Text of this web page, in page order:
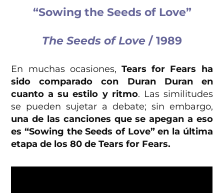
“Sowing the Seeds of Love”
The Seeds of Love / 1989
En muchas ocasiones, Tears for Fears ha
sido comparado con Duran Duran en
cuanto a su estilo y ritmo. Las similitudes
se pueden sujetar a debate; sin embargo,
una de las canciones que se apegan a eso
es “Sowing the Seeds of Love” en la última
etapa de los 80 de Tears for Fears.